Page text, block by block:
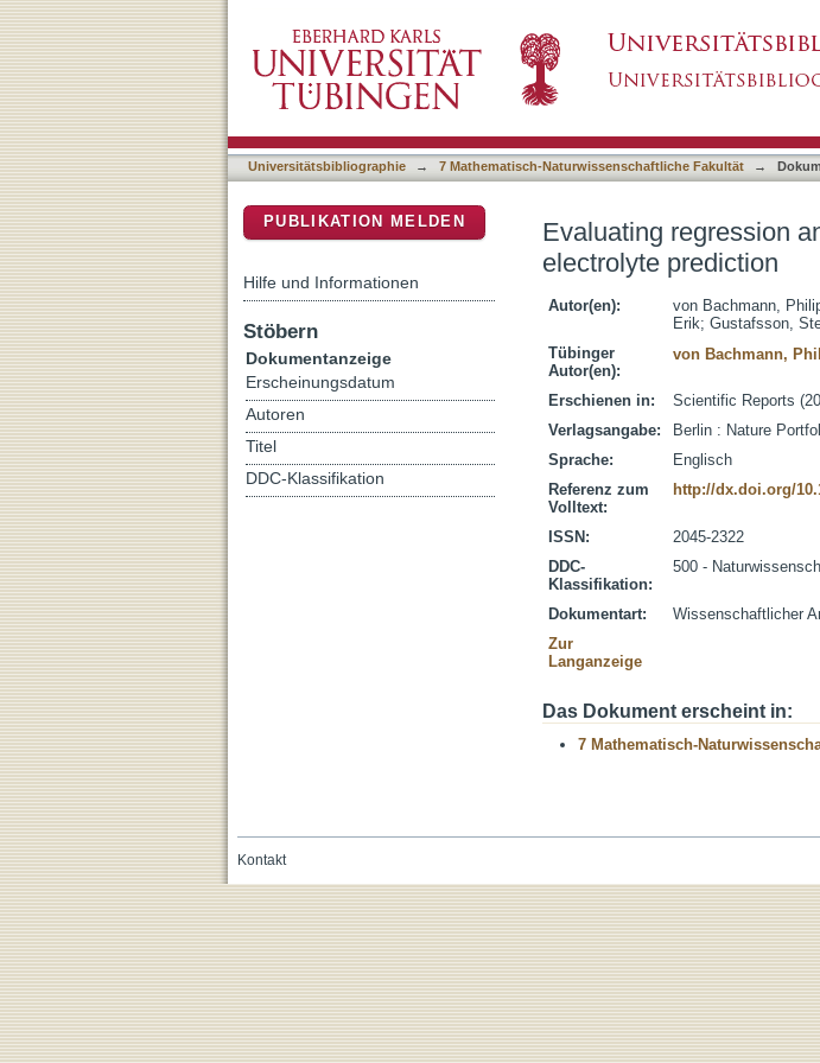
Universitätsbibliographie → 7 Mathematisch-Naturwissenschaftliche Fakultät →
Evaluating regression
electrolyte prediction
Autor(en): von Bachmann,
Erik; Gustafsson,
Tübinger
Autor(en):
von Bachmann,
Erschienen in:
Scientific Reports
Verlagsangabe:
Berlin : Nature
Sprache:
Englisch
Referenz zum
Volltext:
http://dx.doi.org/
ISSN:
2045-2322
DDC-
Klassifikation:
500 -
Dokumentart:
Wissenschaftlicher
Zur
Langanzeige
Das Dokument erscheint in:
7 Mathematisch-
PUBLIKATION MELDEN
Hilfe und Informationen
Stöbern
Dokumentanzeige
Erscheinungsdatum
Autoren
Titel
DDC-Klassifikation
Kontakt